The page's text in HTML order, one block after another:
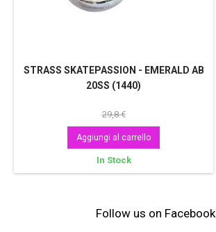
STRASS SKATEPASSION - EMERALD AB
20SS (1440)
29,8 €
Aggiungi al carrello
In Stock
Follow us on Facebook